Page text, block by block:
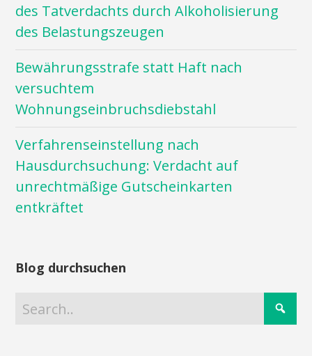
des Tatverdachts durch Alkoholisierung
des Belastungszeugen
Bewährungsstrafe statt Haft nach
versuchtem
Wohnungseinbruchsdiebstahl
Verfahrenseinstellung nach
Hausdurchsuchung: Verdacht auf
unrechtmäßige Gutscheinkarten
entkräftet
Blog durchsuchen